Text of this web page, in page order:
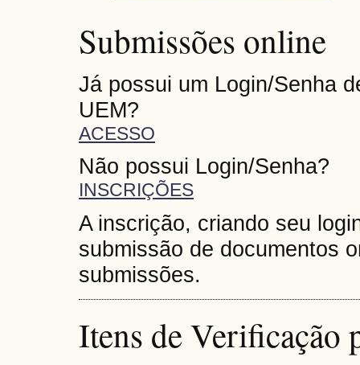
Submissões online
Já possui um Login/Senha
UEM?
ACESSO
Não possui Login/Senha?
INSCRIÇÕES
A inscrição, criando seu
submissão de documentos
submissões.
Itens de Verificação